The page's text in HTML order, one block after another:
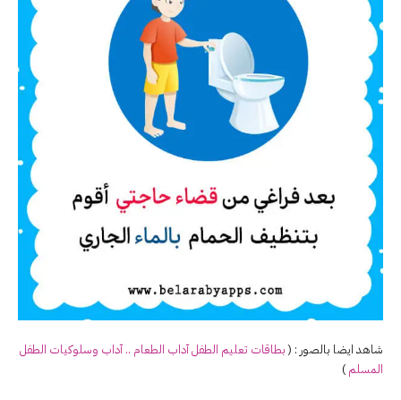
شاهد ايضا بالصور : (بطاقات تعليم الطفل آداب الطعام .. آداب وسلوكيات الطفل
المسلم )